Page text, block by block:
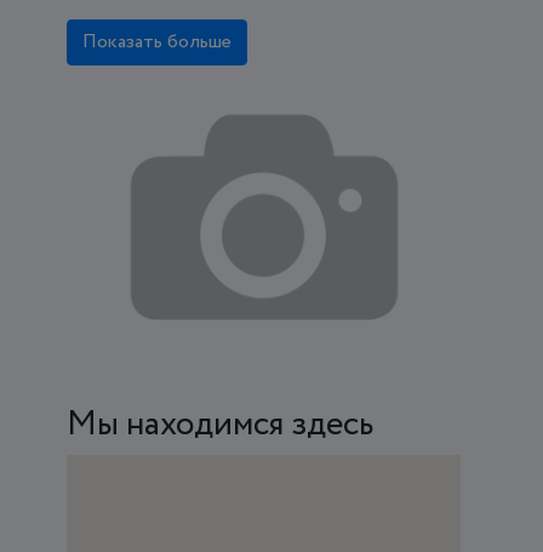
Показать больше
Мы находимся здесь